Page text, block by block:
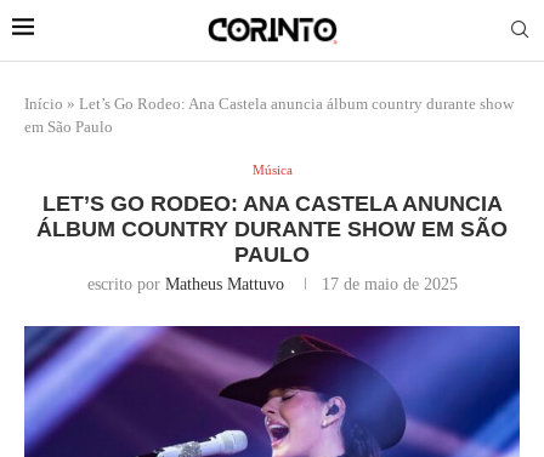
Início » Let’s Go Rodeo: Ana Castela anuncia álbum country durante show
em São Paulo
Música
LET’S GO RODEO: ANA CASTELA ANUNCIA
ÁLBUM COUNTRY DURANTE SHOW EM SÃO
PAULO
escrito por Matheus Mattuvo 17 de maio de 2025